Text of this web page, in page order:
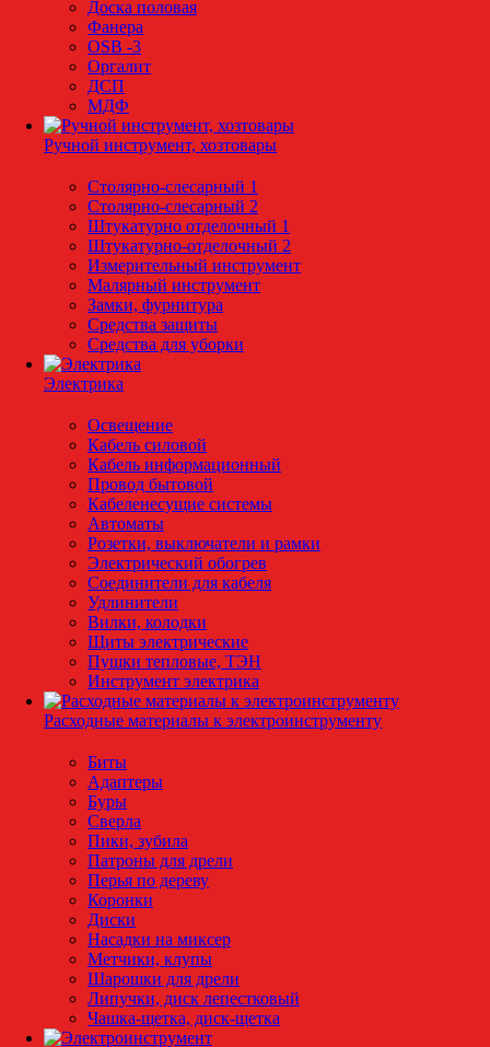
Доска половая
Фанера
OSB -3
Оргалит
ДСП
МДФ
Ручной инструмент, хозтовары
Столярно-слесарный 1
Столярно-слесарный 2
Штукатурно отделочный 1
Штукатурно-отделочный 2
Измерительный инструмент
Малярный инструмент
Замки, фурнитура
Средства защиты
Средства для уборки
Электрика
Освещение
Кабель силовой
Кабель информационный
Провод бытовой
Кабеленесущие системы
Автоматы
Розетки, выключатели и рамки
Электрический обогрев
Соединители для кабеля
Удлинители
Вилки, колодки
Щиты электрические
Пушки тепловые, ТЭН
Инструмент электрика
Расходные материалы к электроинструменту
Биты
Адаптеры
Буры
Сверла
Пики, зубила
Патроны для дрели
Перья по дереву
Коронки
Диски
Насадки на миксер
Метчики, клупы
Шарошки для дрели
Липучки, диск лепестковый
Чашка-щетка, диск-щетка